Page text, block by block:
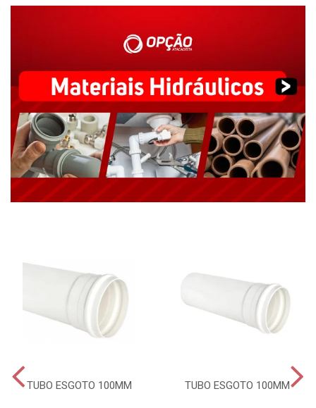
TUBO ESGOTO 100MM TUBO ESGOTO 100MM